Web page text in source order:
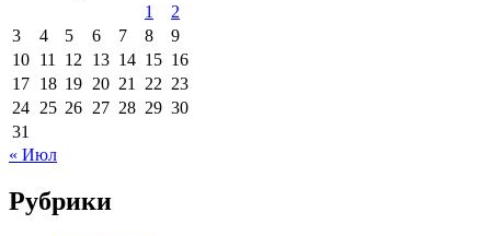
1
2
3
4 5 6 7 8
9
10 11 12 13 14 15 16
17 18 19 20 21 22 23
24 25 26 27 28 29 30
31
« Июл
Рубрики